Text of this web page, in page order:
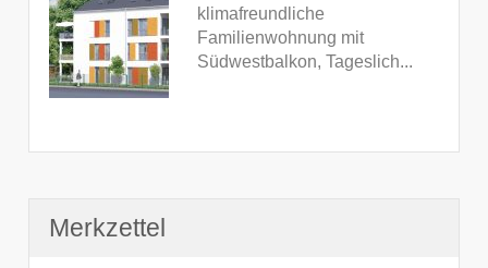
klimafreundliche
Familienwohnung mit
Südwestbalkon, Tageslich...
Merkzettel